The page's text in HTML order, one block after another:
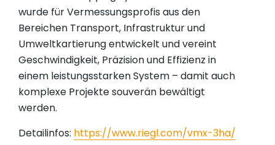
wurde für Vermessungsprofis aus den
Bereichen Transport, Infrastruktur und
Umweltkartierung entwickelt und vereint
Geschwindigkeit, Präzision und Effizienz in
einem leistungsstarken System – damit auch
komplexe Projekte souverän bewältigt
werden.
Detailinfos: https://www.riegl.com/vmx-3ha/